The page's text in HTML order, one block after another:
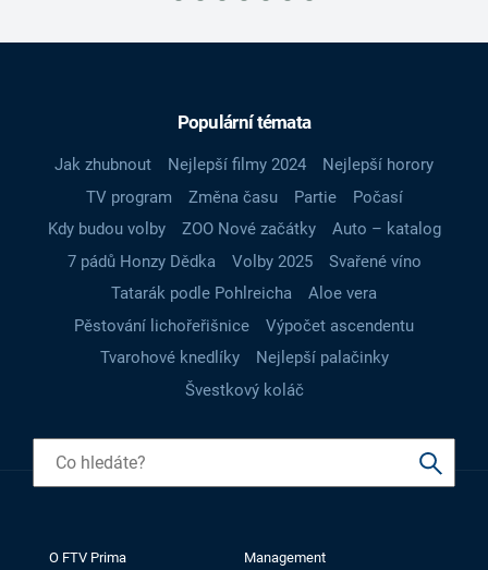
Populární témata
Jak zhubnout Nejlepší filmy 2024
Nejlepší horory
TV program
Změna času Partie
Počasí
Kdy budou volby
ZOO Nové začátky
Auto – katalog
7 pádů Honzy Dědka
Volby 2025
Svařené víno
Tatarák podle Pohlreicha
Aloe vera
Pěstování lichořeřišnice
Výpočet ascendentu
Tvarohové knedlíky
Nejlepší palačinky
Švestkový koláč
O FTV Prima Management